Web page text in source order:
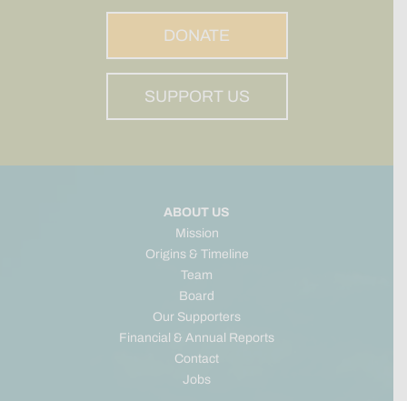
DONATE
SUPPORT US
ABOUT US
Mission
Origins & Timeline
Team
Board
Our Supporters
Financial & Annual Reports
Contact
Jobs